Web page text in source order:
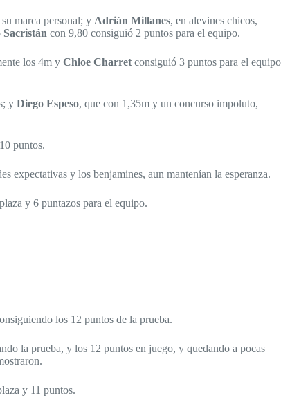
marca personal; y Adrián Millanes, en alevines chicos,
con 9,80 consiguió 2 puntos para el equipo.
los 4m y Chloe Charret consiguió 3 puntos para el equipo
y Diego Espeso, que con 1,35m y un concurso impoluto,
puntos.
expectativas y los benjamines, aun mantenían la esperanza.
y 6 puntazos para el equipo.
los 12 puntos de la prueba.
la prueba, y los 12 puntos en juego, y quedando a pocas
y 11 puntos.